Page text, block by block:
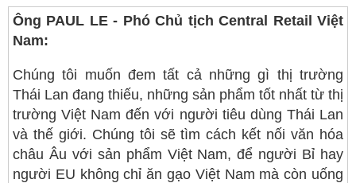
Ông PAUL LE - Phó Chủ tịch Central Retail Việt
Nam:
Chúng tôi muốn đem tất cả những gì thị trường
Thái Lan đang thiếu, những sản phẩm tốt nhất từ thị
trường Việt Nam đến với người tiêu dùng Thái Lan
và thế giới. Chúng tôi sẽ tìm cách kết nối văn hóa
châu Âu với sản phẩm Việt Nam, để người Bỉ hay
người EU không chỉ ăn gạo Việt Nam mà còn uống